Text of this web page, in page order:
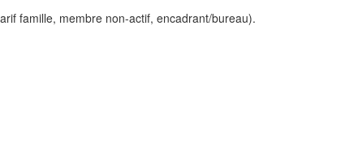
famille, membre non-actif, encadrant/bureau).